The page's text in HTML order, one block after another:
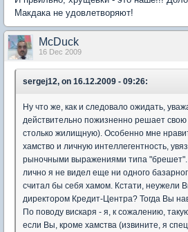
Макдака не удовлетворяют!
McDuck
16 Dec 2009
sergej12, on 16.12.2009 - 09:26:
Ну что же, как и следовало ожидать,
действительно пожизненно решает
столько жилищную). Особенно мне
хамство и личную интеллегентность,
рыночными выражениями типа "брешет".
лично я не видел еще ни одного
считал бы себя хамом. Кстати, неужели
директором Кредит-Центра? Тогда Вы
По поводу вискаря - я, к сожалению,
если Вы, кроме хамства (извините, я